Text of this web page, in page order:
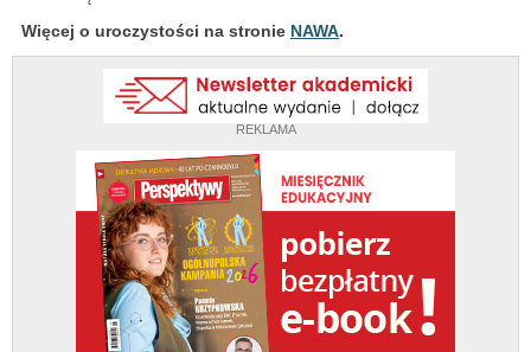
REKLAMA
Więcej o uroczystości na stronie NAWA.